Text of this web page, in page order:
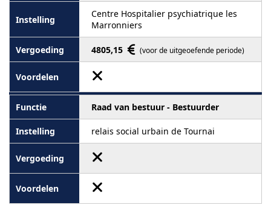
Centre Hospitalier psychiatrique les
Marronniers
4805,15 (voor de uitgeoefende periode)
Raad van bestuur - Bestuurder
relais social urbain de Tournai